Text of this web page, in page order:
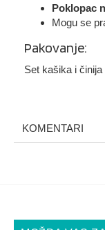
Poklopac
Mogu se
Pakovanje:
Set kašika i činija
KOMENTARI